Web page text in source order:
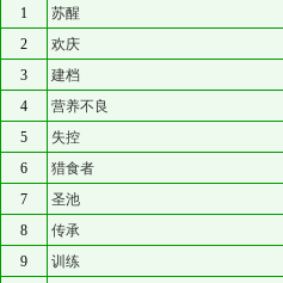
1
苏醒
2
欢庆
3
建档
4
营养不良
5
失控
6
猎食者
7
圣池
8
传承
9
训练